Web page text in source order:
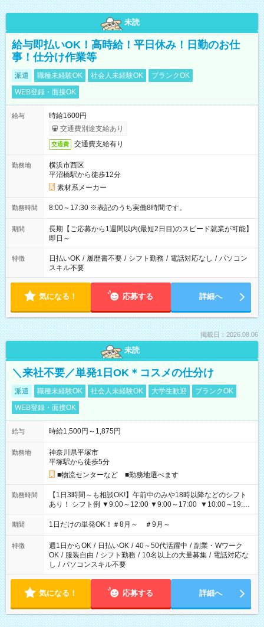
未読
給与即払いOK！高時給！平日休み！日勤のお仕
事！仕分け作業等
派遣 職種未経験OK 社会人未経験OK
ブランクOK
WEB登録・面接OK
給与
時給1600円
交通費別途支給あり
交通費 交通費支給有り
勤務地
横浜市西区
平沼橋駅から徒歩12分
素材系メーカー
勤務時間 8:00～17:30 ※表記のうち実働8時間です。
期間
長期【ご応募から1週間以内(最短2日目)のスピード就業が可能】
即日～
特徴 日払いOK / 履歴書不要 / シフト勤務 / 電話対応なし / パソコン
スキル不要
気になる！ 応募する 詳細へ
掲載日：2026.08.06
未読
＼来社不要／単発1日OK＊コスメの仕分け
派遣 職種未経験OK 社会人未経験OK 大学生歓迎
ブランクOK
WEB登録・面接OK
給与 時給1,500円～1,875円
勤務地
神奈川県平塚市
平塚駅から徒歩5分
■物流センターなど ■勤務地選べます
勤務時間
【1日3時間～も相談OK!】午前中のみや18時以降などのシフト
あり！ シフト例 ▼9:00～12:00 ▼9:00～17:00 ▼10:00～19:00
▼18:00～21:00
期間 1日だけの単発OK！＃8月～ ＃9月～
特徴 週1日からOK / 日払いOK / 40～50代活躍中 / 副業・Wワーク
OK / 服装自由 / シフト勤務 / 10名以上の大量募集 / 電話対応な
し / パソコンスキル不要
気になる！ 応募する 詳細へ